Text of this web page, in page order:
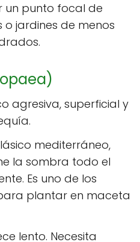
un punto focal de
jardines de menos
agresiva, superficial y
mediterráneo,
la sombra todo el
Es uno de los
plantar en maceta
lento. Necesita